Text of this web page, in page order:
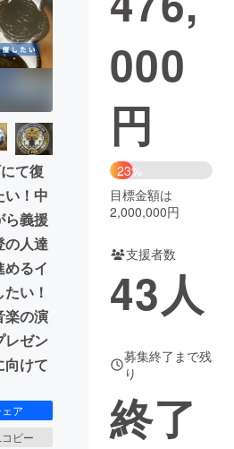
書籍・雑誌
チャレンジ
域活性化
Good
CAMPFIRE Creation
納税machi-ya コミュニティ
て復
い！中
ら義援
の人達
るイ
い！
楽の演
レゼン
向けて
ア
ピー
000
円
23%
目標金額は
2,000,000円
支援者数
43人
募集終了まで残
り
終了